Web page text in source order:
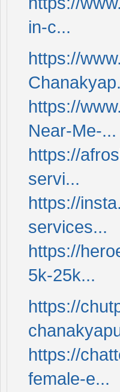
in-c...
https://
https://
Near-Me-...
https://
servi...
https://
services...
https://
5k-25k...
https://
https://
female-e...